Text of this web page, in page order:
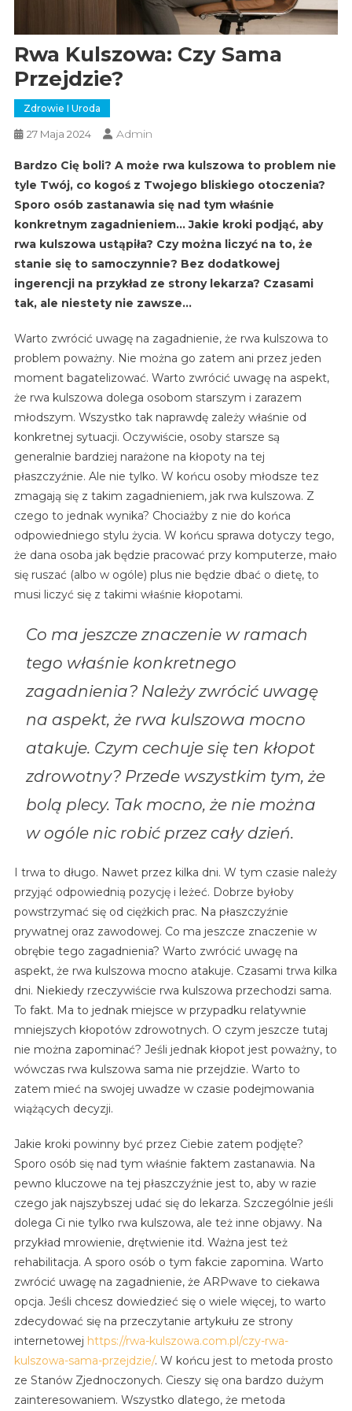
Rwa Kulszowa: Czy Sama
Przejdzie?
Zdrowie I Uroda
27 Maja 2024 Admin
Bardzo Cię boli? A może rwa kulszowa to problem nie
tyle Twój, co kogoś z Twojego bliskiego otoczenia?
Sporo osób zastanawia się nad tym właśnie
konkretnym zagadnieniem… Jakie kroki podjąć, aby
rwa kulszowa ustąpiła? Czy można liczyć na to, że
stanie się to samoczynnie? Bez dodatkowej
ingerencji na przykład ze strony lekarza? Czasami
tak, ale niestety nie zawsze…
Warto zwrócić uwagę na zagadnienie, że rwa kulszowa to
problem poważny. Nie można go zatem ani przez jeden
moment bagatelizować. Warto zwrócić uwagę na aspekt,
że rwa kulszowa dolega osobom starszym i zarazem
młodszym. Wszystko tak naprawdę zależy właśnie od
konkretnej sytuacji. Oczywiście, osoby starsze są
generalnie bardziej narażone na kłopoty na tej
płaszczyźnie. Ale nie tylko. W końcu osoby młodsze tez
zmagają się z takim zagadnieniem, jak rwa kulszowa. Z
czego to jednak wynika? Chociażby z nie do końca
odpowiedniego stylu życia. W końcu sprawa dotyczy tego,
że dana osoba jak będzie pracować przy komputerze, mało
się ruszać (albo w ogóle) plus nie będzie dbać o dietę, to
musi liczyć się z takimi właśnie kłopotami.
Co ma jeszcze znaczenie w ramach
tego właśnie konkretnego
zagadnienia? Należy zwrócić uwagę
na aspekt, że rwa kulszowa mocno
atakuje. Czym cechuje się ten kłopot
zdrowotny? Przede wszystkim tym, że
bolą plecy. Tak mocno, że nie można
w ogóle nic robić przez cały dzień.
I trwa to długo. Nawet przez kilka dni. W tym czasie należy
przyjąć odpowiednią pozycję i leżeć. Dobrze byłoby
powstrzymać się od ciężkich prac. Na płaszczyźnie
prywatnej oraz zawodowej. Co ma jeszcze znaczenie w
obrębie tego zagadnienia? Warto zwrócić uwagę na
aspekt, że rwa kulszowa mocno atakuje. Czasami trwa kilka
dni. Niekiedy rzeczywiście rwa kulszowa przechodzi sama.
To fakt. Ma to jednak miejsce w przypadku relatywnie
mniejszych kłopotów zdrowotnych. O czym jeszcze tutaj
nie można zapominać? Jeśli jednak kłopot jest poważny, to
wówczas rwa kulszowa sama nie przejdzie. Warto to
zatem mieć na swojej uwadze w czasie podejmowania
wiążących decyzji.
Jakie kroki powinny być przez Ciebie zatem podjęte?
Sporo osób się nad tym właśnie faktem zastanawia. Na
pewno kluczowe na tej płaszczyźnie jest to, aby w razie
czego jak najszybszej udać się do lekarza. Szczególnie jeśli
dolega Ci nie tylko rwa kulszowa, ale też inne objawy. Na
przykład mrowienie, drętwienie itd. Ważna jest też
rehabilitacja. A sporo osób o tym fakcie zapomina. Warto
zwrócić uwagę na zagadnienie, że ARPwave to ciekawa
opcja. Jeśli chcesz dowiedzieć się o wiele więcej, to warto
zdecydować się na przeczytanie artykułu ze strony
internetowej https://rwa-kulszowa.com.pl/czy-rwa-
kulszowa-sama-przejdzie/. W końcu jest to metoda prosto
ze Stanów Zjednoczonych. Cieszy się ona bardzo dużym
zainteresowaniem. Wszystko dlatego, że metoda